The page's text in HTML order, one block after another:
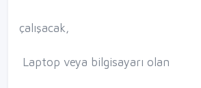
çalışacak,
Laptop veya bilgisayarı olan